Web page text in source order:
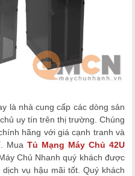
là nhà cung cấp các dòng sản
uy tín trên thị trường. Chúng
hãng với giá cạnh tranh và
Mua Tủ Mạng Máy Chủ 42U
Chủ Nhanh quý khách được
vụ hậu mãi tốt. Quý khách